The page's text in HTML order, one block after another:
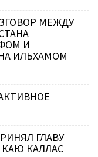
МЕЖДУ
И
ИЛЬХАМОМ
ГЛАВУ
КАЛЛАС